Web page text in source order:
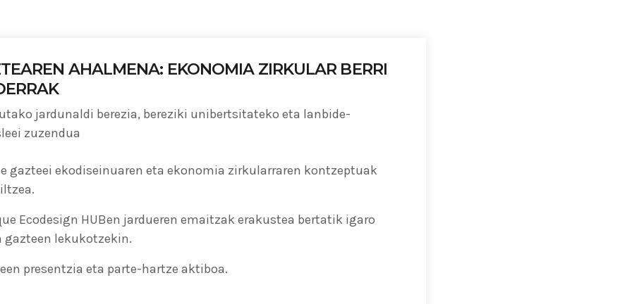
The Basque Ecodesign Meeting 2020 in Bilbao to
celebrate 20 years’ leadership by basque
companies in environmental innovation
AHALMENA: EKONOMIA ZIRKULAR BERRI
jardunaldi berezia, bereziki unibertsitateko eta lanbide-
zuzendua
gazteei ekodiseinuaren eta ekonomia zirkularraren kontzeptuak
Ecodesign HUBen jardueren emaitzak erakustea bertatik igaro
gazteen lekukotzekin.
presentzia eta parte-hartze aktiboa.